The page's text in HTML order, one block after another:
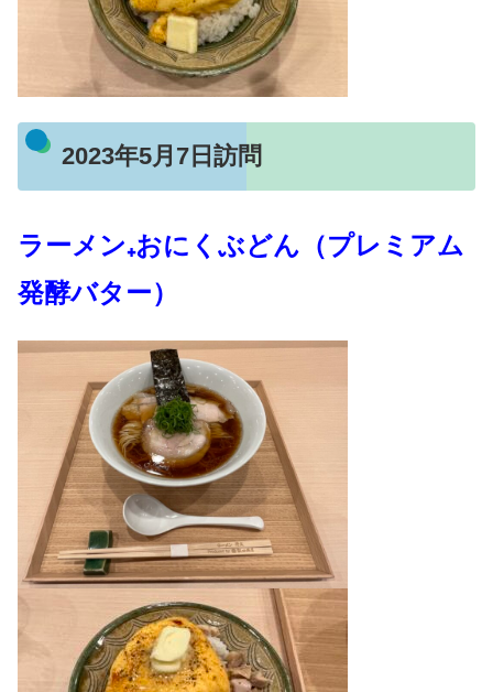
2023年5月7日訪問
ラーメン₊おにくぶどん（プレミアム
発酵バター）